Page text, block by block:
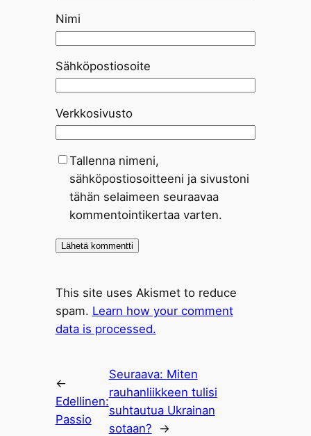
Nimi
Sähköpostiosoite
Verkkosivusto
Tallenna nimeni,
sähköpostiosoitteeni ja sivustoni
tähän selaimeen seuraavaa
kommentointikertaa varten.
This site uses Akismet to reduce
spam. Learn how your comment
data is processed.
←
Edellinen:
Passio
Seuraava: Miten
rauhanliikkeen tulisi
suhtautua Ukrainan
sotaan?
→